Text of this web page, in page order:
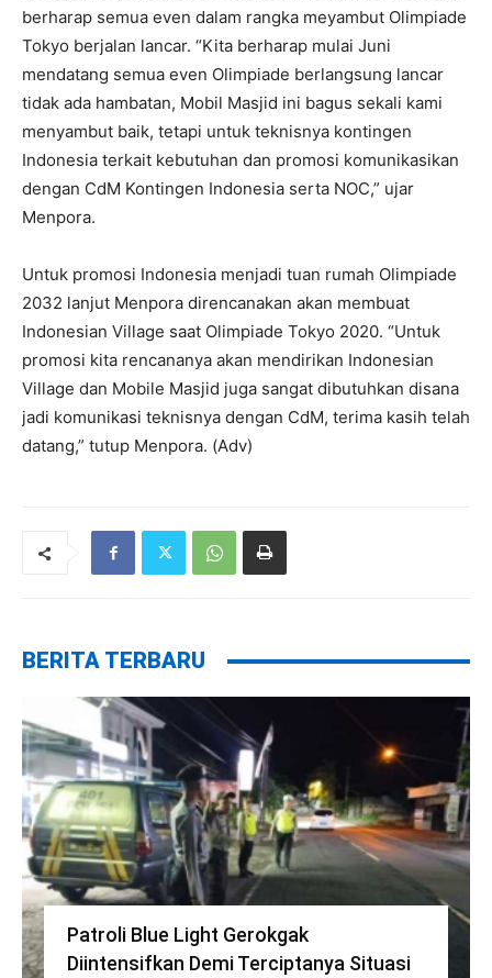
berharap semua even dalam rangka meyambut Olimpiade
Tokyo berjalan lancar. “Kita berharap mulai Juni
mendatang semua even Olimpiade berlangsung lancar
tidak ada hambatan, Mobil Masjid ini bagus sekali kami
menyambut baik, tetapi untuk teknisnya kontingen
Indonesia terkait kebutuhan dan promosi komunikasikan
dengan CdM Kontingen Indonesia serta NOC,” ujar
Menpora.
Untuk promosi Indonesia menjadi tuan rumah Olimpiade
2032 lanjut Menpora direncanakan akan membuat
Indonesian Village saat Olimpiade Tokyo 2020. “Untuk
promosi kita rencananya akan mendirikan Indonesian
Village dan Mobile Masjid juga sangat dibutuhkan disana
jadi komunikasi teknisnya dengan CdM, terima kasih telah
datang,” tutup Menpora. (Adv)
BERITA TERBARU
Patroli Blue Light Gerokgak
Diintensifkan Demi Terciptanya Situasi